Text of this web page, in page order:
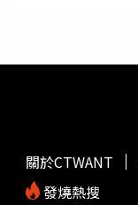
關於CTWANT
發燒熱搜